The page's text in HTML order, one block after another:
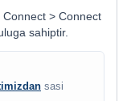
Connect > Connect
sahiptir.
sasi